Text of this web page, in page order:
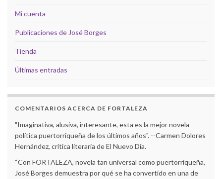
Mi cuenta
Publicaciones de José Borges
Tienda
Últimas entradas
COMENTARIOS ACERCA DE FORTALEZA
"Imaginativa, alusiva, interesante, esta es la mejor novela
política puertorriqueña de los últimos años". --Carmen Dolores
Hernández, crítica literaria de El Nuevo Día.
“Con FORTALEZA, novela tan universal como puertorriqueña,
José Borges demuestra por qué se ha convertido en una de